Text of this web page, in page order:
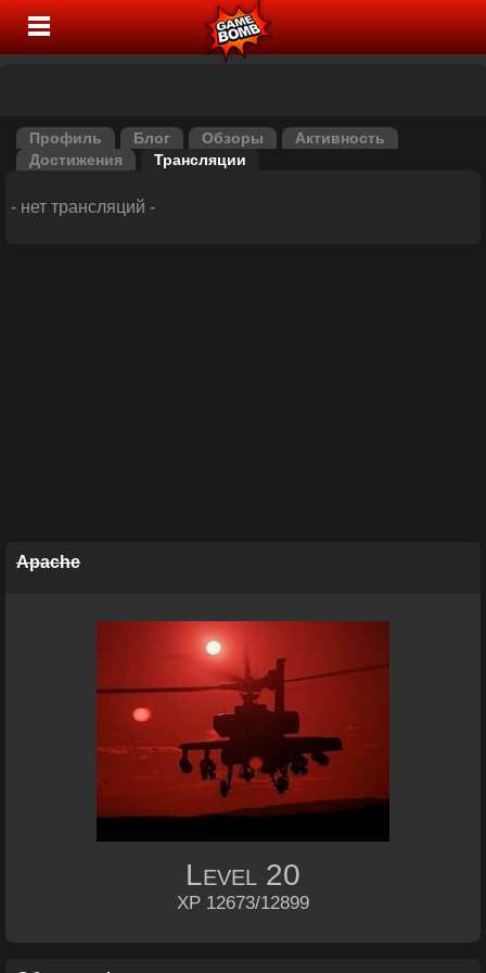
Профиль Блог Обзоры
Активность
Достижения
Трансляции
- нет трансляций -
Apache
Level 20
XP 12673/12899